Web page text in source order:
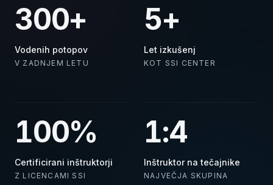
300+
Vodenih potopov
V ZADNJEM LETU
5+
Let izkušenj
KOT SSI CENTER
100%
Certificirani inštruktorji
Z LICENCAMI SSI
1:4
Inštruktor na tečajnike
NAJVEČJA SKUPINA